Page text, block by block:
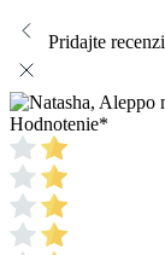
Pridajte
Hodnotenie*